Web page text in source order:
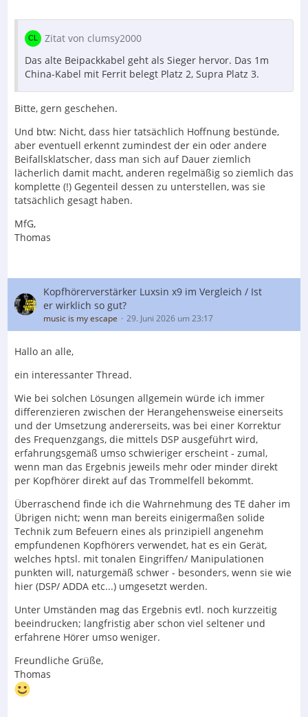
Zitat von clumsy2000
Das alte Beipackkabel geht als Sieger hervor. Das 1m
China-Kabel mit Ferrit belegt Platz 2, Supra Platz 3.
Bitte, gern geschehen.
Und btw: Nicht, dass hier tatsächlich Hoffnung bestünde,
aber eventuell erkennt zumindest der ein oder andere
Beifallsklatscher, dass man sich auf Dauer ziemlich
lächerlich damit macht, anderen regelmäßig so ziemlich das
komplette (!) Gegenteil dessen zu unterstellen, was sie
tatsächlich gesagt haben.
MfG,
Thomas
Kopfhörerverstärker Luxsin x9 im Vergleich / Ist
er wirklich so gut?
music is my escape 29. Juni 2026 um 23:17
Hallo an alle,
ein interessanter Thread.
Wie bei solchen Lösungen allgemein würde ich immer
differenzieren zwischen der Herangehensweise einerseits
und der Umsetzung andererseits, was bei einer Korrektur
des Frequenzgangs, die mittels DSP ausgeführt wird,
erfahrungsgemäß umso schwieriger erscheint - zumal,
wenn man das Ergebnis jeweils mehr oder minder direkt
per Kopfhörer direkt auf das Trommelfell bekommt.
Überraschend finde ich die Wahrnehmung des TE daher im
Übrigen nicht; wenn man bereits einigermaßen solide
Technik zum Befeuern eines als prinzipiell angenehm
empfundenen Kopfhörers verwendet, hat es ein Gerät,
welches hptsl. mit tonalen Eingriffen/ Manipulationen
punkten will, naturgemäß schwer - besonders, wenn sie wie
hier (DSP/ ADDA etc...) umgesetzt werden.
Unter Umständen mag das Ergebnis evtl. noch kurzzeitig
beeindrucken; langfristig aber schon viel seltener und
erfahrene Hörer umso weniger.
Freundliche Grüße,
Thomas